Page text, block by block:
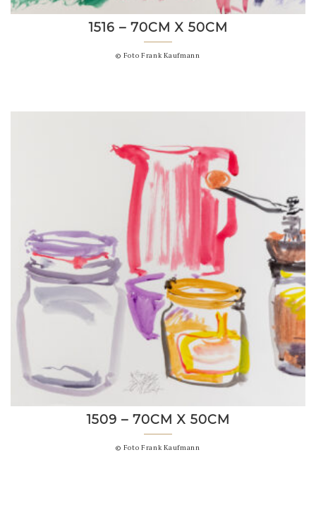
1516 – 70CM X 50CM
© Foto Frank Kaufmann
1509 – 70CM X 50CM
© Foto Frank Kaufmann